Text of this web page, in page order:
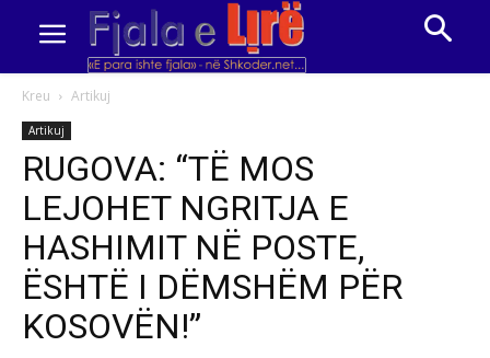
Kreu Artikuj
Artikuj
RUGOVA: “TË MOS
LEJOHET NGRITJA E
HASHIMIT NË POSTE,
ËSHTË I DËMSHËM PËR
KOSOVËN!”